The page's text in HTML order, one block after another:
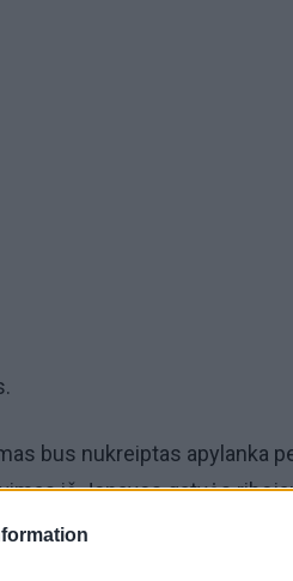
bus nukreiptas apylanka
iš Jonavos gatvės